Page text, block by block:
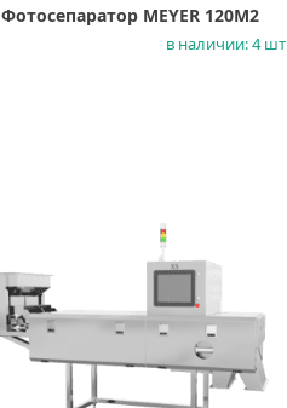
Фотосепаратор MEYER 120M2
в наличии: 4 шт